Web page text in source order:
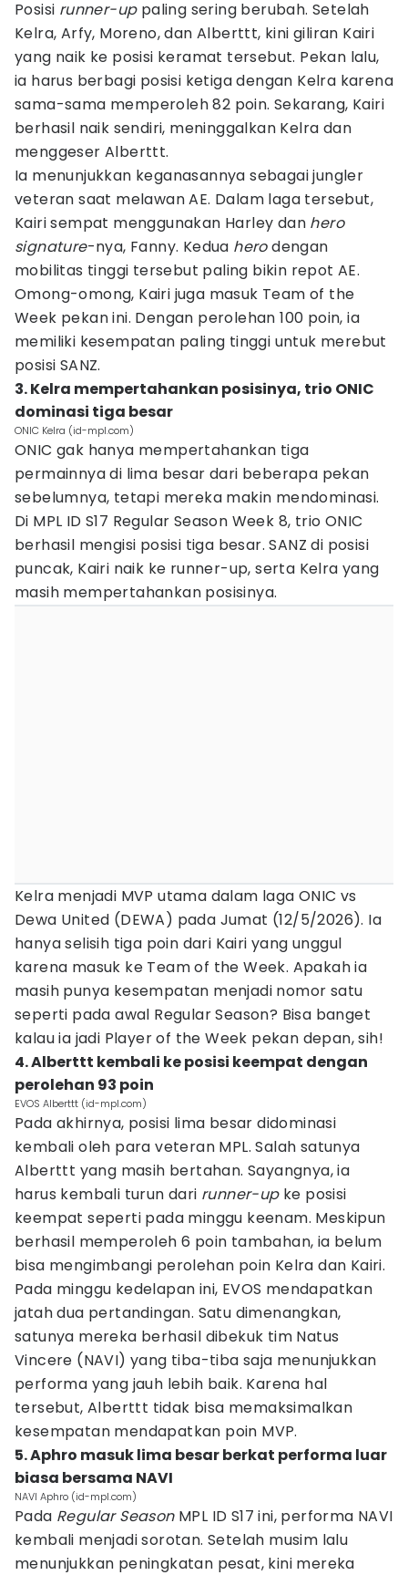
Posisi runner-up paling sering berubah. Setelah
Kelra, Arfy, Moreno, dan Alberttt, kini giliran Kairi
yang naik ke posisi keramat tersebut. Pekan lalu,
ia harus berbagi posisi ketiga dengan Kelra karena
sama-sama memperoleh 82 poin. Sekarang, Kairi
berhasil naik sendiri, meninggalkan Kelra dan
menggeser Alberttt.
Ia menunjukkan keganasannya sebagai jungler
veteran saat melawan AE. Dalam laga tersebut,
Kairi sempat menggunakan Harley dan hero
signature-nya, Fanny. Kedua herodengan
mobilitas tinggi tersebut paling bikin repot AE.
Omong-omong, Kairi juga masuk Team of the
Week pekan ini. Dengan perolehan 100 poin, ia
memiliki kesempatan paling tinggi untuk merebut
posisi SANZ.
3. Kelra mempertahankan posisinya, trio ONIC
dominasi tiga besar
ONIC Kelra (id-mpl.com)
ONIC gak hanya mempertahankan tiga
permainnya di lima besar dari beberapa pekan
sebelumnya, tetapi mereka makin mendominasi.
Di MPL ID S17 Regular Season Week 8, trio ONIC
berhasil mengisi posisi tiga besar. SANZ di posisi
puncak, Kairi naik ke runner-up, serta Kelra yang
masih mempertahankan posisinya.
Kelra menjadi MVP utama dalam laga ONIC vs
Dewa United (DEWA) pada Jumat (12/5/2026). Ia
hanya selisih tiga poin dari Kairi yang unggul
karena masuk ke Team of the Week. Apakah ia
masih punya kesempatan menjadi nomor satu
seperti pada awal Regular Season? Bisa banget
kalau ia jadi Player of the Week pekan depan, sih!
4. Alberttt kembali ke posisi keempat dengan
perolehan 93 poin
EVOS Alberttt (id-mpl.com)
Pada akhirnya, posisi lima besar didominasi
kembali oleh para veteran MPL. Salah satunya
Alberttt yang masih bertahan. Sayangnya, ia
harus kembali turun dari runner-upke posisi
keempat seperti pada minggu keenam. Meskipun
berhasil memperoleh 6 poin tambahan, ia belum
bisa mengimbangi perolehan poin Kelra dan Kairi.
Pada minggu kedelapan ini, EVOS mendapatkan
jatah dua pertandingan. Satu dimenangkan,
satunya mereka berhasil dibekuk tim Natus
Vincere (NAVI) yang tiba-tiba saja menunjukkan
performa yang jauh lebih baik. Karena hal
tersebut, Alberttt tidak bisa memaksimalkan
kesempatan mendapatkan poin MVP.
5. Aphro masuk lima besar berkat performa luar
biasa bersama NAVI
NAVI Aphro (id-mpl.com)
Pada Regular SeasonMPL ID S17 ini, performa NAVI
kembali menjadi sorotan. Setelah musim lalu
menunjukkan peningkatan pesat, kini mereka